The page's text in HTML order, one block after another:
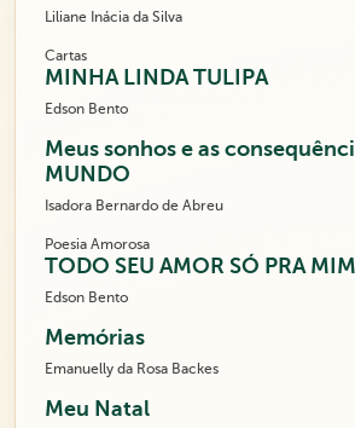
Liliane Inácia da Silva
Cartas
MINHA LINDA TULIPA
Edson Bento
Meus sonhos e as
MUNDO
Isadora Bernardo de Abreu
Poesia Amorosa
TODO SEU AMOR SÓ PRA MIM
Edson Bento
Memórias
Emanuelly da Rosa Backes
Meu Natal